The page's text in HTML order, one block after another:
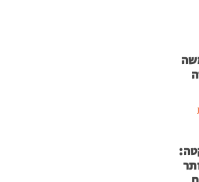
נמשה
אותר